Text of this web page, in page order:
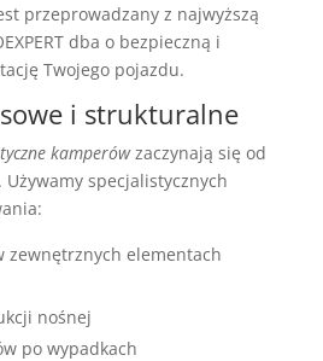
przeprowadzany z najwyższą
dba o bezpieczną i
Twojego pojazdu.
i strukturalne
kamperówzaczynają się od
specjalistycznych
zewnętrznych elementach
nośnej
po wypadkach